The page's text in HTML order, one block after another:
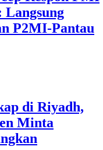
Langsung
P2MI-Pantau
di Riyadh,
Minta